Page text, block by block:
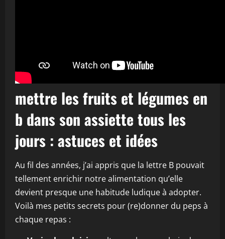
mettre les fruits et légumes en
b dans son assiette tous les
jours : astuces et idées
Au fil des années, j’ai appris que la lettre B pouvait
tellement enrichir notre alimentation qu’elle
devient presque une habitude ludique à adopter.
Voilà mes petits secrets pour (re)donner du peps à
chaque repas :